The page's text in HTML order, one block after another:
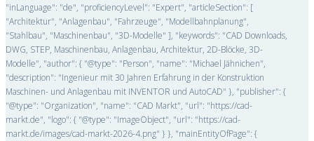
"inLanguage": "de", "proficiencyLevel": "Expert", "articleSection": [
"Architektur", "Anlagenbau", "Fahrzeuge", "Modellbahnplanung",
"Stahlbau", "Maschinenbau", "3D-Modelle" ], "keywords": "CAD Downloads,
DWG, STEP, Maschinenbau, Anlagenbau, Architektur, 2D-Blöcke, 3D-
Modelle", "author": { "@type": "Person", "name": "Michael Jähnichen",
"description": "Ingenieur mit 30 Jahren Erfahrung in der Konstruktion
Maschinen- und Anlagenbau mit INVENTOR und AutoCAD" }, "publisher": {
"@type": "Organization", "name": "CAD Markt", "url": "https://cad-
markt.de", "logo": { "@type": "ImageObject", "url": "https://cad-
markt.de/images/cad-markt-2026-4.png" } }, "mainEntityOfPage": {